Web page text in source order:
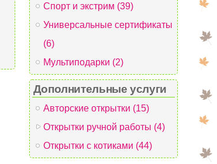
Спорт и экстрим (39)
Универсальные сертификаты
(6)
Мультиподарки (2)
Дополнительные услуги
Авторские открытки (15)
Открытки ручной работы (4)
Открытки с котиками (44)